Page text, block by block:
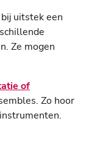
uitstek een
Ze mogen
of
Zo hoor